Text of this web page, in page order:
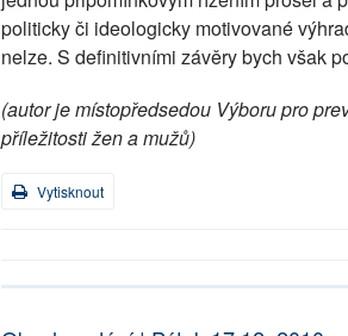
politicky či ideologicky motivované
nelze. S definitivními závěry bych však
(autor je místopředsedou Výboru pro
příležitosti žen a mužů)
Vytisknout